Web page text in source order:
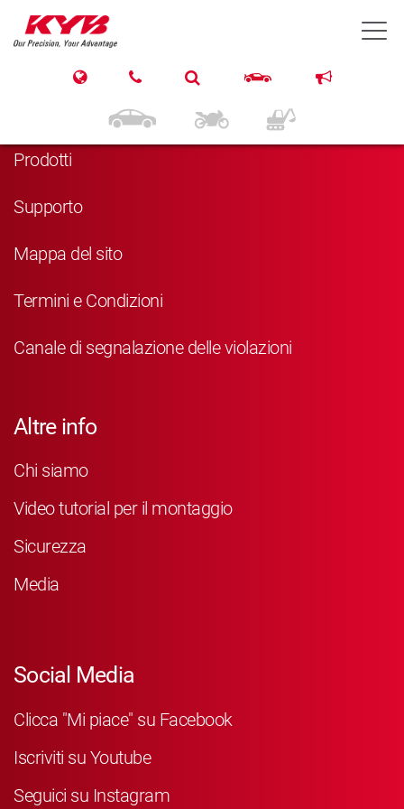
Navigazione
Prodotti
Supporto
Mappa del sito
Termini e Condizioni
Canale di segnalazione delle violazioni
Altre info
Chi siamo
Video tutorial per il montaggio
Sicurezza
Media
Social Media
Clicca "Mi piace" su Facebook
Iscriviti su Youtube
Seguici su Instagram